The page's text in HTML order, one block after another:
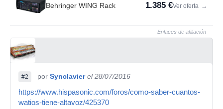
Behringer WING Rack 1.385 €Ver oferta →
Enlaces de afiliación
#2 por Synclavier el 28/07/2016
https://www.hispasonic.com/foros/como-saber-cuantos-
watios-tiene-altavoz/425370